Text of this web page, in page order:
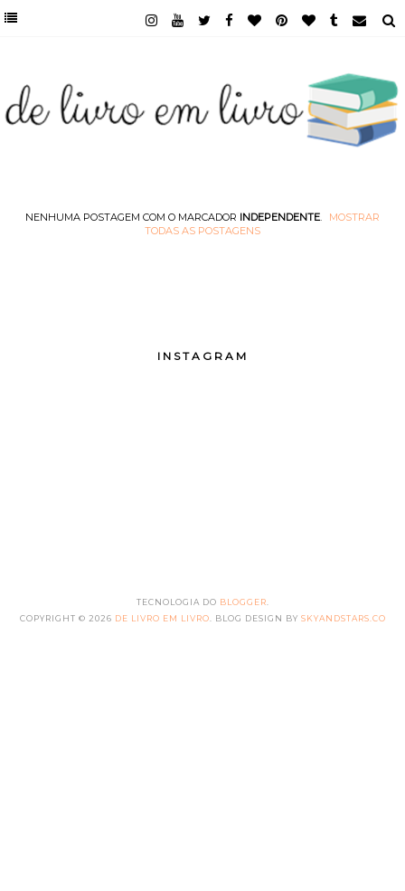
NENHUMA POSTAGEM COM O MARCADOR INDEPENDENTE
MOSTRAR
TODAS AS POSTAGENS
INSTAGRAM
TECNOLOGIA DO BLOGGER
COPYRIGHT © 2026 DE LIVRO EM LIVRO . BLOG DESIGN BY SKYANDSTARS.CO